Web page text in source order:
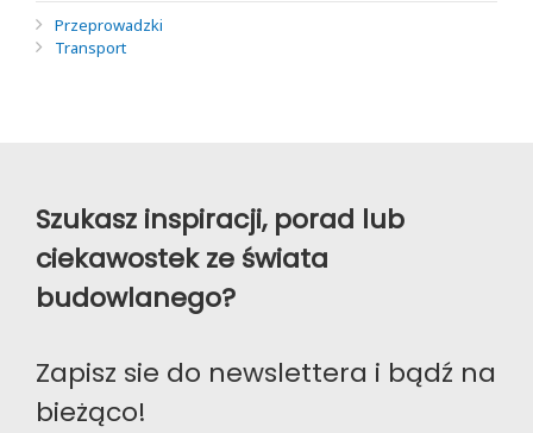
Przeprowadzki
Transport
Szukasz inspiracji, porad lub
ciekawostek ze świata
budowlanego?
Zapisz sie do newslettera i bądź na
bieżąco!